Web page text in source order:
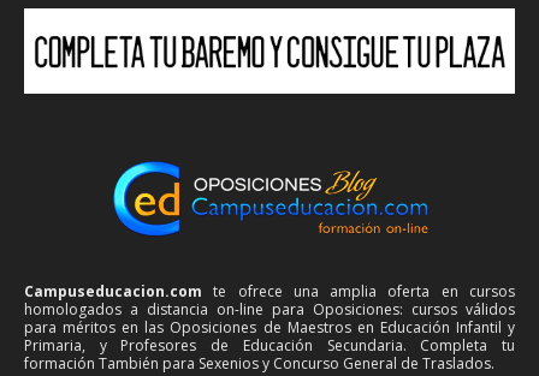
Campuseducacion.com te ofrece una amplia oferta en cursos
homologados a distancia on-line para Oposiciones: cursos válidos
para méritos en las Oposiciones de Maestros en Educación Infantil y
Primaria, y Profesores de Educación Secundaria. Completa tu
formación También para Sexenios y Concurso General de Traslados.